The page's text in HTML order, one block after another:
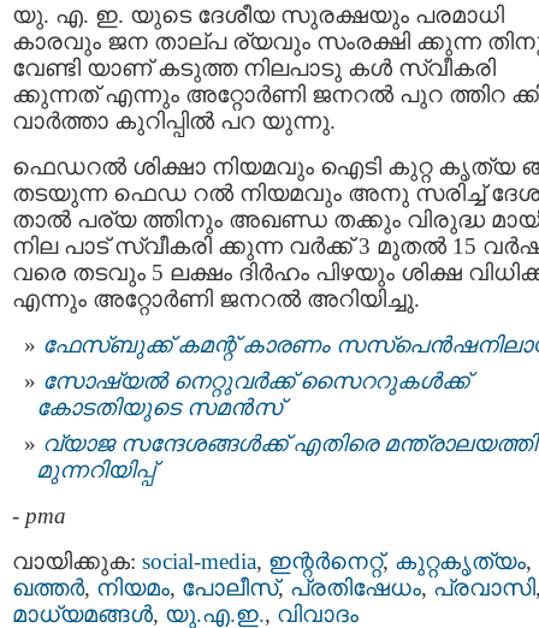
യു. എ. ഇ. യുടെ ദേശീയ സുരക്ഷയും പരമാധി
കാരവും ജന താല്പ ര്യവും സംരക്ഷി ക്കുന്ന
വേണ്ടി യാണ് കടുത്ത നിലപാടു കൾ സ്വീകരി
ക്കുന്നത് എന്നും അറ്റോര്‍ണി ജനറല്‍ പുറ ത്തിറ
വാർത്താ കുറിപ്പില്‍ പറ യുന്നു.
ഫെഡറല്‍ ശിക്ഷാ നിയമവും ഐടി കുറ്റ കൃത്യ
തടയുന്ന ഫെഡ റല്‍ നിയമവും അനു സരിച്ച് ദേശ
താല്‍ പര്യ ത്തിനും അഖണ്ഡ തക്കും വിരുദ്ധ
നില പാട് സ്വീകരി ക്കുന്ന വര്‍ക്ക് 3 മുതല്‍ 15
വരെ തടവും 5 ലക്ഷം ദിര്‍ഹം പിഴയും ശിക്ഷ
എന്നും അറ്റോര്‍ണി ജനറല്‍ അറിയിച്ചു.
ഫേസ്ബുക്ക് കമന്റ് കാരണം
സോഷ്യല്‍ നെറ്റുവര്‍ക്ക് സൈററുകള്‍ക്ക്
കോടതിയുടെ സമന്‍സ്
വ്യാജ സന്ദേശങ്ങള്‍ക്ക് എതിരെ
മുന്നറിയിപ്പ്
- pma
വായിക്കുക: social-media, ഇന്റര്‍നെറ്റ്, കുറ്റകൃത്യം,
ഖത്തര്‍, നിയമം, പോലീസ്, പ്രതിഷേധം, പ്രവാസി
മാധ്യമങ്ങള്‍, യു.എ.ഇ., വിവാദം